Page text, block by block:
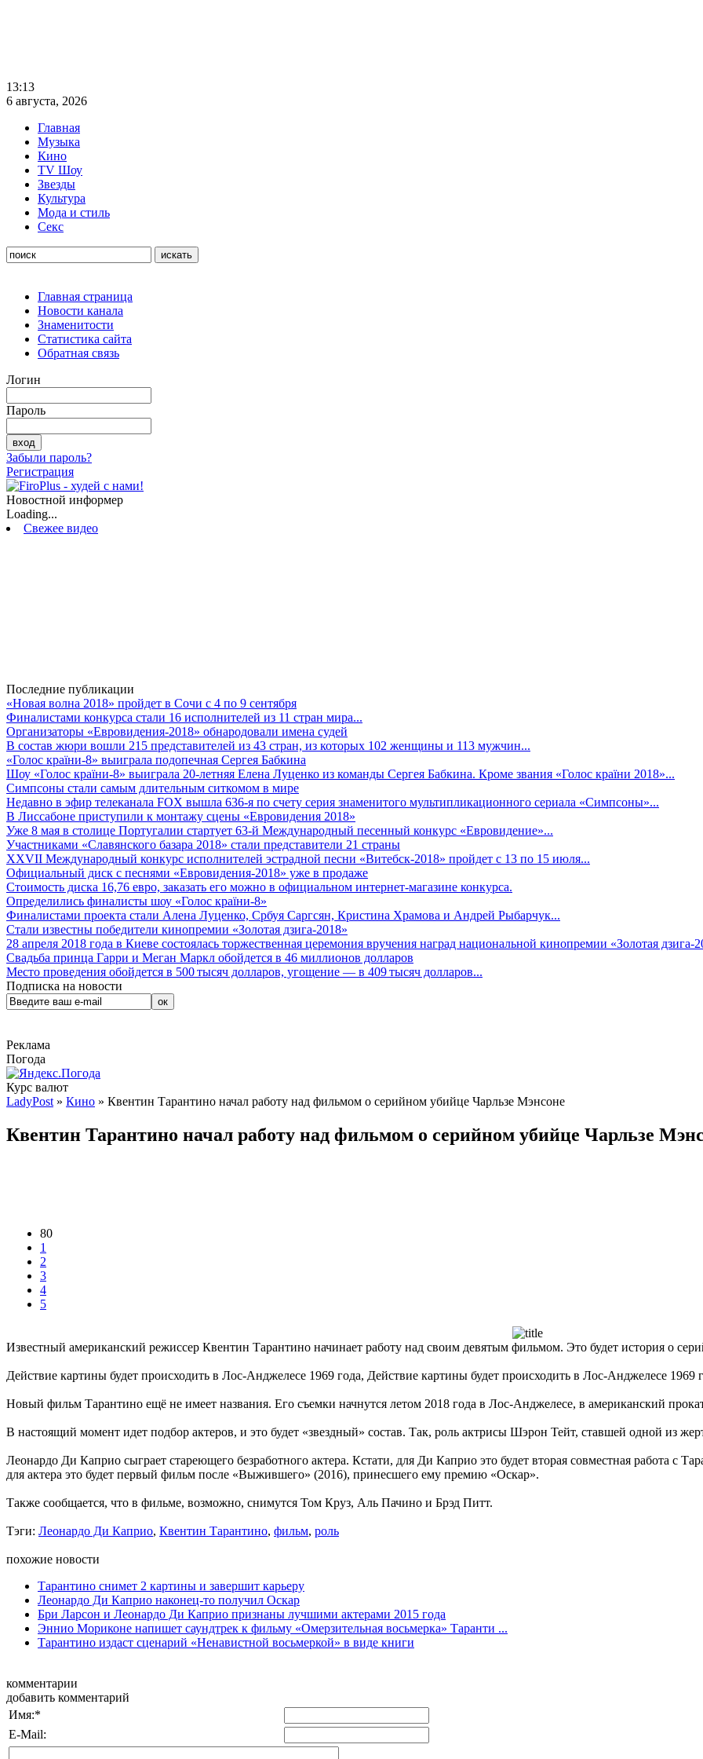
13:13
6 августа, 2026
Главная
Музыка
Кино
TV Шоу
Звезды
Культура
Мода и стиль
Секс
Главная страница
Новости канала
Знаменитости
Статистика сайта
Обратная связь
Логин
Пароль
Забыли пароль?
Регистрация
Новостной информер
Loading...
Свежее видео
Последние публикации
«Новая волна 2018» пройдет в Сочи с 4 по 9 сентября
Финалистами конкурса стали 16 исполнителей из 11 стран мира...
Организаторы «Евровидения-2018» обнародовали имена судей
В состав жюри вошли 215 представителей из 43 стран, из которых 102 женщины и 113 мужчин...
«Голос країни-8» выиграла подопечная Сергея Бабкина
Шоу «Голос країни-8» выиграла 20-летняя Елена Луценко из команды Сергея Бабкина. Кроме звания «Голос країни 2018»...
Симпсоны стали самым длительным ситкомом в мире
Недавно в эфир телеканала FOX вышла 636-я по счету серия знаменитого мультипликационного сериала «Симпсоны»...
В Лиссабоне приступили к монтажу сцены «Евровидения 2018»
Уже 8 мая в столице Португалии стартует 63-й Международный песенный конкурс «Евровидение»...
Участниками «Славянского базара 2018» стали представители 21 страны
XXVII Международный конкурс исполнителей эстрадной песни «Витебск-2018» пройдет с 13 по 15 июля...
Официальный диск с песнями «Евровидения-2018» уже в продаже
Стоимость диска 16,76 евро, заказать его можно в официальном интернет-магазине конкурса.
Определились финалисты шоу «Голос країни-8»
Финалистами проекта стали Алена Луценко, Србуя Саргсян, Кристина Храмова и Андрей Рыбарчук...
Стали известны победители кинопремии «Золотая дзига-2018»
28 апреля 2018 года в Киеве состоялась торжественная церемония вручения наград национальной кинопремии «Золотая дзига-
Свадьба принца Гарри и Меган Маркл обойдется в 46 миллионов долларов
Место проведения обойдется в 500 тысяч долларов, угощение — в 409 тысяч долларов...
Подписка на новости
Реклама
Погода
Курс валют
LadyPost » Кино » Квентин Тарантино начал работу над фильмом о серийном убийце Чарльзе Мэнсоне
Квентин Тарантино начал работу над фильмом о серийном убийце Чарльзе
80
1
2
3
4
5
Известный американский режиссер Квентин Тарантино начинает работу над своим девятым фильмом. Это будет история о
Действие картины будет происходить в Лос-Анджелесе 1969 года, Действие картины будет происходить в Лос-Анджелесе 1969
Новый фильм Тарантино ещё не имеет названия. Его съемки начнутся летом 2018 года в Лос-Анджелесе, в американский
В настоящий момент идет подбор актеров, и это будет «звездный» состав. Так, роль актрисы Шэрон Тейт, ставшей одной из
Леонардо Ди Каприо сыграет стареющего безработного актера. Кстати, для Ди Каприо это будет вторая совместная работа с
для актера это будет первый фильм после «Выжившего» (2016), принесшего ему премию «Оскар».
Также сообщается, что в фильме, возможно, снимутся Том Круз, Аль Пачино и Брэд Питт.
Тэги: Леонардо Ди Каприо, Квентин Тарантино, фильм, роль
похожие новости
Тарантино снимет 2 картины и завершит карьеру
Леонардо Ди Каприо наконец-то получил Оскар
Бри Ларсон и Леонардо Ди Каприо признаны лучшими актерами 2015 года
Эннио Мориконе напишет саундтрек к фильму «Омерзительная восьмерка» Таранти ...
Тарантино издаст сценарий «Ненавистной восьмеркой» в виде книги
комментарии
добавить комментарий
Имя:*
E-Mail: